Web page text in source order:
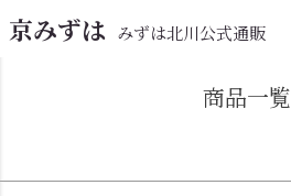
京みずは みずは北川公式通販
商品一覧
キーワードヒット順